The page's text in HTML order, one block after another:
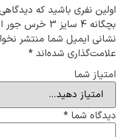
اولین نفری باشید که
بچگانه 4 سایز 3 خرس جور ایده (12جفتی)”
نشانی ایمیل شما منتشر
علامت‌گذاری شده‌اند *
امتیاز شما
دیدگاه شما *